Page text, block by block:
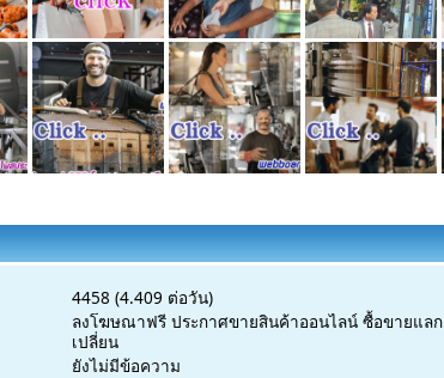
4458 (4.409 ต่อวัน)
ลงโฆษณาฟรี ประกาศขายสินค้าออนไลน์ ซื้อขายแลก
เปลี่ยน
ยังไม่มีข้อความ